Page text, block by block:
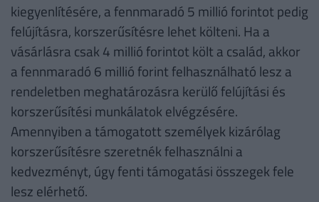
kiegyenlítésére, a fennmaradó 5 millió forintot pedig
felújításra, korszerűsítésre lehet költeni. Ha a
vásárlásra csak 4 millió forintot költ a család, akkor
a fennmaradó 6 millió forint felhasználható lesz a
rendeletben meghatározásra kerülő felújítási és
korszerűsítési munkálatok elvégzésére.
Amennyiben a támogatott személyek kizárólag
korszerűsítésre szeretnék felhasználni a
kedvezményt, úgy fenti támogatási összegek fele
lesz elérhető.